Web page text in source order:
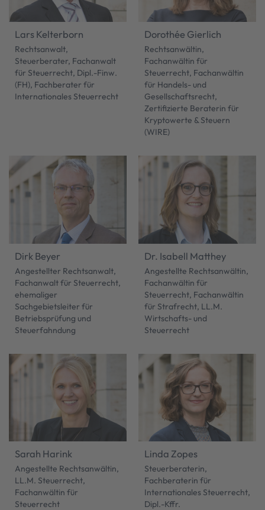
Lars Kelterborn
Rechtsanwalt,
Steuerberater, Fachanwalt
für Steuerrecht, Dipl.-Finw.
(FH), Fachberater für
Internationales Steuerrecht
Dorothée Gierlich
Rechtsanwältin,
Fachanwältin für
Steuerrecht, Fachanwältin
für Handels- und
Gesellschaftsrecht,
Zertifizierte Beraterin für
Kryptowerte & Steuern
(WIRE)
Dirk Beyer
Angestellter Rechtsanwalt,
Fachanwalt für Steuerrecht,
ehemaliger
Sachgebietsleiter für
Betriebsprüfung und
Steuerfahndung
Dr. Isabell Matthey
Angestellte Rechtsanwältin,
Fachanwältin für
Steuerrecht, Fachanwältin
für Strafrecht, LL.M.
Wirtschafts- und
Steuerrecht
Sarah Harink
Angestellte Rechtsanwältin,
LL.M. Steuerrecht,
Fachanwältin für
Steuerrecht
Linda Zopes
Steuerberaterin,
Fachberaterin für
Internationales Steuerrecht,
Dipl.-Kffr.